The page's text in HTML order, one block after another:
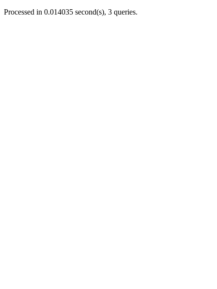
Processed in 0.014035 second(s), 3 queries.